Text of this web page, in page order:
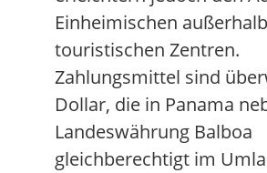
Einheimischen
touristischen Zentren.
Zahlungsmittel sind
Dollar, die in Panama
Landeswährung Balboa
gleichberechtigt im